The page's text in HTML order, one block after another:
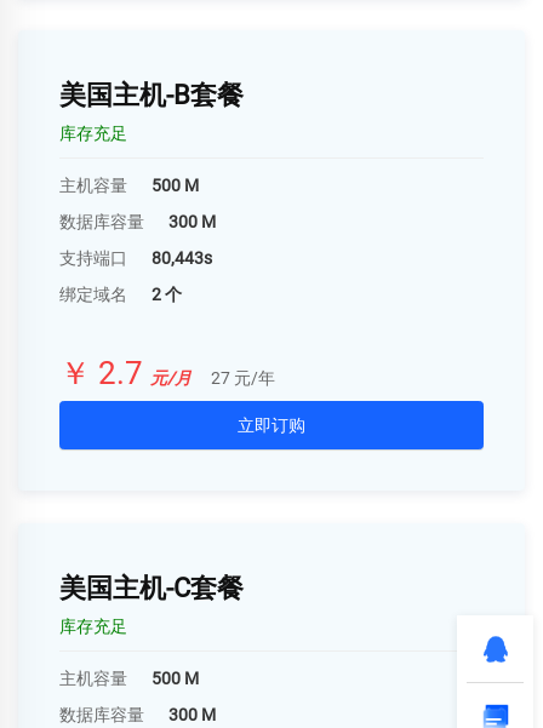
美国主机-B套餐
库存充足
主机容量
500 M
数据库容量
300 M
支持端口
80,443s
绑定域名
2 个
￥ 2.7 元/月 27 元/年
立即订购
美国主机-C套餐
库存充足
主机容量
500 M
数据库容量
300 M